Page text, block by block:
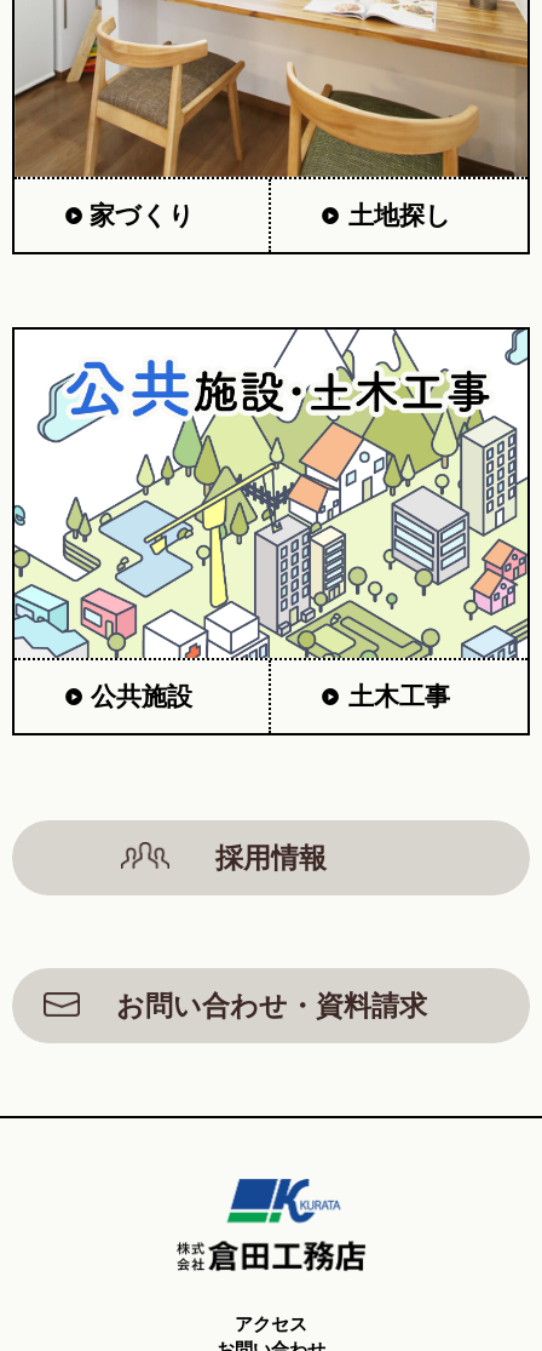
家づくり 土地探し
公共施設 土木工事
採用情報
お問い合わせ・資料請求
アクセス